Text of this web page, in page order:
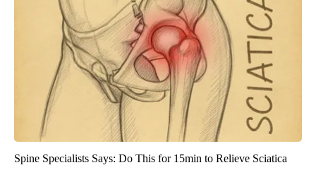
Spine Specialists Says: Do This for 15min to Relieve Sciatica